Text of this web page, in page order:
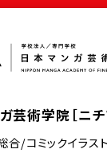
術学院［ニチ
合/コミックイラス